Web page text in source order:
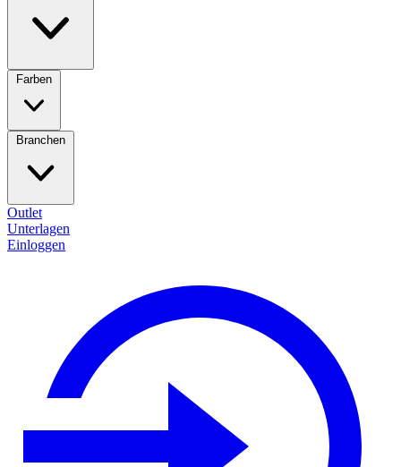
Farben
Branchen
Outlet
Unterlagen
Einloggen